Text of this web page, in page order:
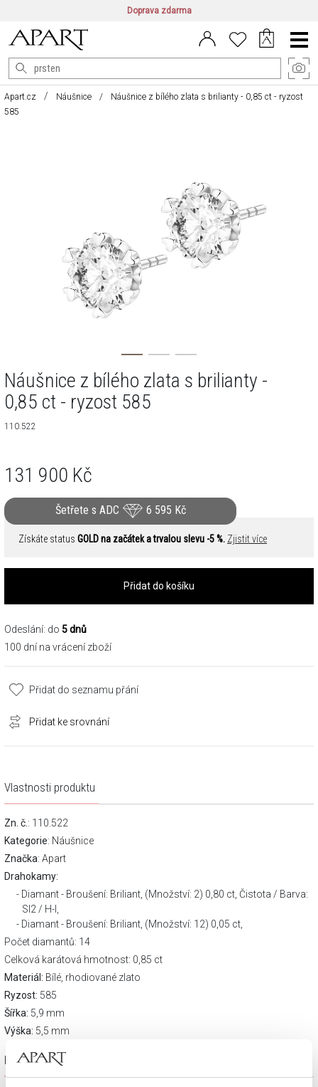
Doprava zdarma
CZ/CZK | EN/EUR PL/PLN
Main
Menu
Apart.cz Náušnice
Náušnice z bílého zlata s brilianty - 0,85 ct - ryzost
585
Náušnice z bílého zlata s brilianty -
0,85 ct - ryzost 585
110.522
131 900 Kč
Šetřete s ADC 6 595 Kč
Získáte status GOLD na začátek a trvalou slevu -5 %. Zjistit více
Přidat do košíku
Odeslání: do 5 dnů
100 dní na vrácení zboží
Přidat do seznamu přání
Přidat ke srovnání
Vlastnosti produktu
Zn. č. : 110.522
Kategorie: Náušnice
Značka: Apart
Drahokamy:
Diamant - Broušení: Briliant, (Množství: 2) 0,80 ct, Čistota / Barva:
SI2 / H-I,
Diamant - Broušení: Briliant, (Množství: 12) 0,05 ct,
Počet diamantů: 14
Celková karátová hmotnost: 0,85 ct
Materiál: Bílé, rhodiované zlato
Ryzost: 585
Šířka: 5,9 mm
Výška: 5,5 mm
Popis výrobku